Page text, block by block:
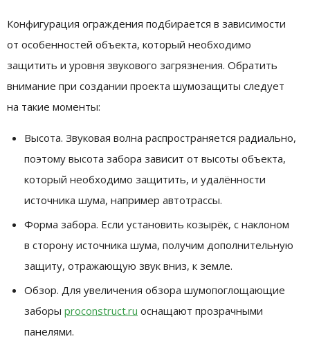
Конфигурация ограждения подбирается в зависимости
от особенностей объекта, который необходимо
защитить и уровня звукового загрязнения. Обратить
внимание при создании проекта шумозащиты следует
на такие моменты:
Высота. Звуковая волна распространяется радиально,
поэтому высота забора зависит от высоты объекта,
который необходимо защитить, и удалённости
источника шума, например автотрассы.
Форма забора. Если установить козырёк, с наклоном
в сторону источника шума, получим дополнительную
защиту, отражающую звук вниз, к земле.
Обзор. Для увеличения обзора шумопоглощающие
заборы proconstruct.ru оснащают прозрачными
панелями.